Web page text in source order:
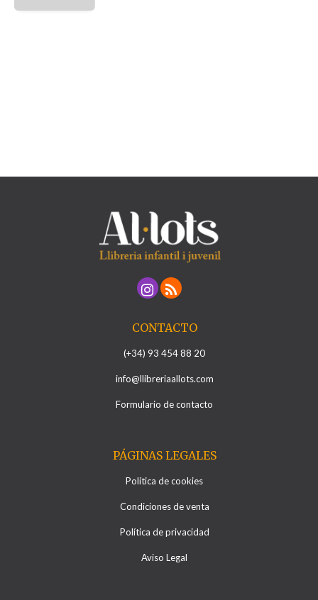
CONTACTO
(+34) 93 454 88 20
info@llibreriaallots.com
Formulario de contacto
PÁGINAS LEGALES
Política de cookies
Condiciones de venta
Política de privacidad
Aviso Legal